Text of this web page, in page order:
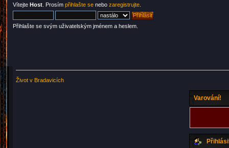
Vítejte Host . Prosím přihlašte se nebo zaregistrujte
Přihlašte se svým uživatelským jménem a heslem.
Život v Bradavicích
Varování!